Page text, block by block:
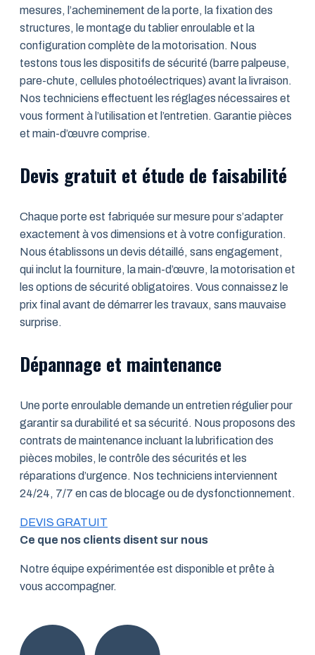
mesures, l’acheminement de la porte, la fixation des
structures, le montage du tablier enroulable et la
configuration complète de la motorisation. Nous
testons tous les dispositifs de sécurité (barre palpeuse,
pare-chute, cellules photoélectriques) avant la livraison.
Nos techniciens effectuent les réglages nécessaires et
vous forment à l’utilisation et l’entretien. Garantie pièces
et main-d’œuvre comprise.
Devis gratuit et étude de faisabilité
Chaque porte est fabriquée sur mesure pour s’adapter
exactement à vos dimensions et à votre configuration.
Nous établissons un devis détaillé, sans engagement,
qui inclut la fourniture, la main-d’œuvre, la motorisation et
les options de sécurité obligatoires. Vous connaissez le
prix final avant de démarrer les travaux, sans mauvaise
surprise.
Dépannage et maintenance
Une porte enroulable demande un entretien régulier pour
garantir sa durabilité et sa sécurité. Nous proposons des
contrats de maintenance incluant la lubrification des
pièces mobiles, le contrôle des sécurités et les
réparations d’urgence. Nos techniciens interviennent
24/24, 7/7 en cas de blocage ou de dysfonctionnement.
DEVIS GRATUIT
Ce que nos clients disent sur nous
Notre équipe expérimentée est disponible et prête à
vous accompagner.